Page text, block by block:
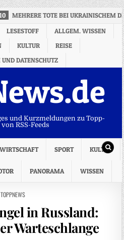
MEHRERE TOTE BEI UKRAINISCHEM
LESESTOFF
ALLGEM. WISSEN
KULTUR
REISE
DATENSCHUTZ
und Kurzmeldungen zu Topp-
RSS-Feeds
WIRTSCHAFT SPORT KULTUR
PANORAMA WISSEN
POSTED
TOPPNEWS
in Russland:
Warteschlange